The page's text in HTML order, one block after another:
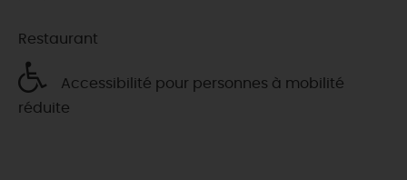
Restaurant
Accessibilité pour personnes à mobilité
réduite